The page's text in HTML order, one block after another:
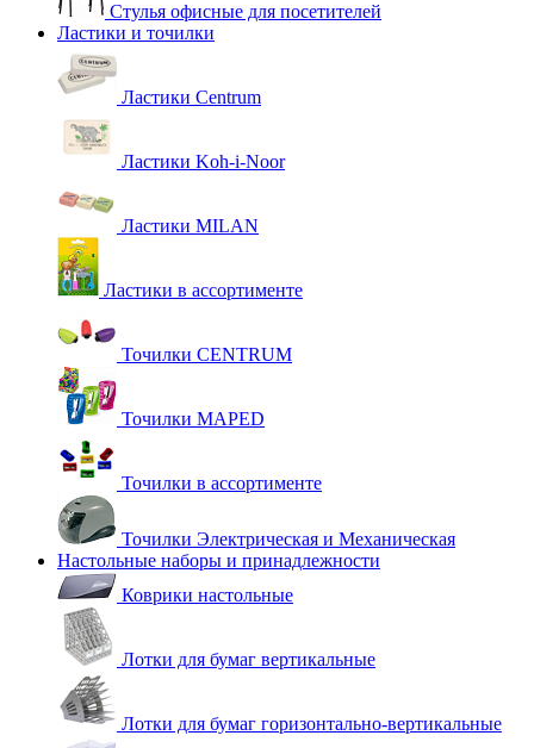
Стулья офисные для посетителей
Ластики и точилки
Ластики Centrum
Ластики Koh-i-Noor
Ластики MILAN
Ластики в ассортименте
Точилки CENTRUM
Точилки MAPED
Точилки в ассортименте
Точилки Электрическая и Механическая
Настольные наборы и принадлежности
Коврики настольные
Лотки для бумаг вертикальные
Лотки для бумаг горизонтально-вертикальные